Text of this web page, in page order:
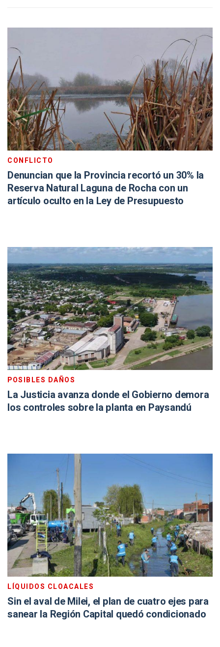
CONFLICTO
Denuncian que la Provincia recortó un 30% la
Reserva Natural Laguna de Rocha con un
artículo oculto en la Ley de Presupuesto
POSIBLES DAÑOS
La Justicia avanza donde el Gobierno demora
los controles sobre la planta en Paysandú
LÍQUIDOS CLOACALES
Sin el aval de Milei, el plan de cuatro ejes para
sanear la Región Capital quedó condicionado